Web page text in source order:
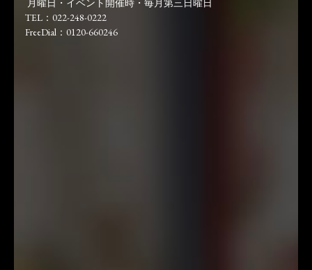
月曜日・イベント開催時・毎月第三日曜日
TEL：022-248-0222
FreeDial：0120-660246